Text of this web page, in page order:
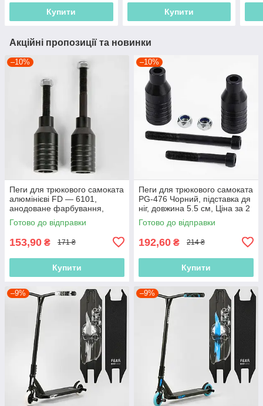
Купити Купити
Акційні пропозиції та новинки
–10%
Пеги для трюкового самоката
алюмінієві FD — 6101,
анодоване фарбування,
довжина — 5.5 см
Готово до відправки
153,90 ₴ 171 ₴
Купити
–10%
Пеги для трюкового самоката
PG-476 Чорний, підставка дя
ніг, довжина 5.5 см, Ціна за 2
шт.,
Готово до відправки
192,60 ₴ 214 ₴
Купити
–9% –9%